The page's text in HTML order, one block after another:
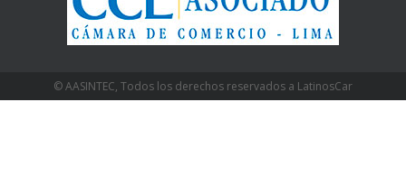
© AASINTEC, Todos los derechos reservados a LatinosCar